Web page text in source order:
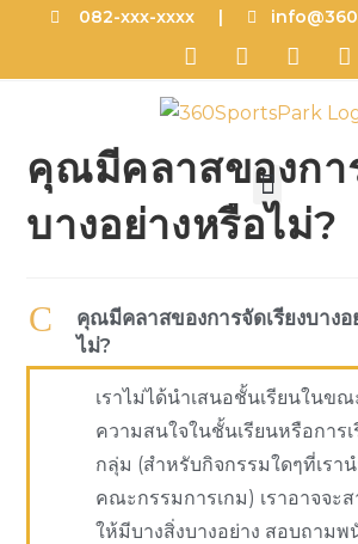
082-xxx-xxxx |
คุณมีคลาสของกา
บางอย่างหรือไม่?
C
คุณมีคลาสของการจัดเรียงบางอ
ไม่?
เราไม่ได้นำเสนอชั้นเรียนในข
ความสนใจในชั้นเรียนหรือการ
กลุ่ม (สำหรับกิจกรรมใดๆที่เรา
คณะกรรมการเกม) เราอาจจะ
ให้มีบางสิ่งบางอย่าง สอบถามพ